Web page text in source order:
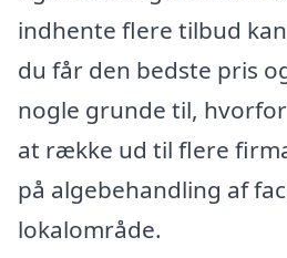
indhente flere tilbud
du får den bedste pris
nogle grunde til,
at række ud til flere
på algebehandling af
lokalområde.